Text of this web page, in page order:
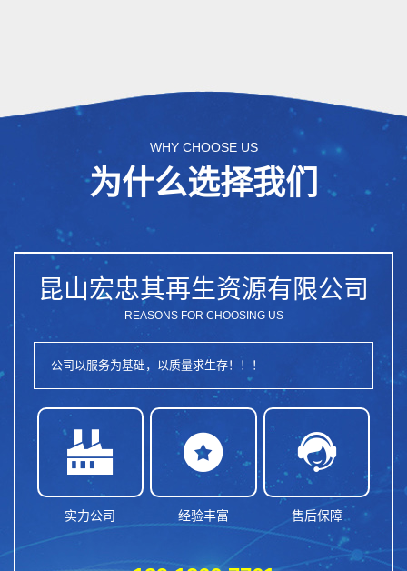
WHY CHOOSE US
为什么选择我们
昆山宏忠其再生资源有限公司
REASONS FOR CHOOSING US
公司以服务为基础，以质量求生存！！！

实力公司

经验丰富

售后保障